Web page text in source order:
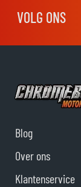
VOLG ONS
Blog
Over ons
Klantenservice